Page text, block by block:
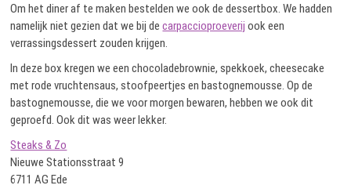
Om het diner af te maken bestelden we ook de dessertbox. We hadden
namelijk niet gezien dat we bij decarpaccioproeverij ook een
verrassingsdessert zouden krijgen.
In deze box kregen we een chocoladebrownie, spekkoek, cheesecake
met rode vruchtensaus, stoofpeertjes en bastognemousse. Op de
bastognemousse, die we voor morgen bewaren, hebben we ook dit
geproefd. Ook dit was weer lekker.
Steaks & Zo
Nieuwe Stationsstraat 9
6711 AG Ede